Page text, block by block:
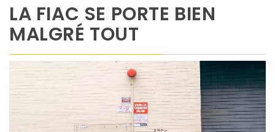
LA FIAC SE PORTE BIEN
MALGRÉ TOUT